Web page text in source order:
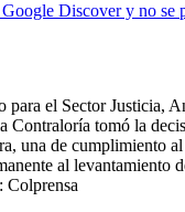
Discover y no se
para el Sector Justicia,
Contraloría tomó la
una de cumplimiento al
al levantamiento
Colprensa